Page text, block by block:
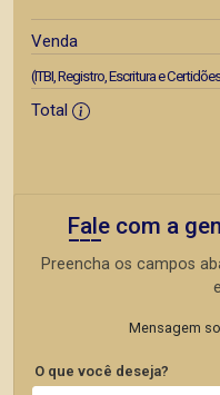
Venda
(ITBI, Registro, Escritura e
Total
Fale com a
Preencha os campos
Mensagem
O que você deseja?